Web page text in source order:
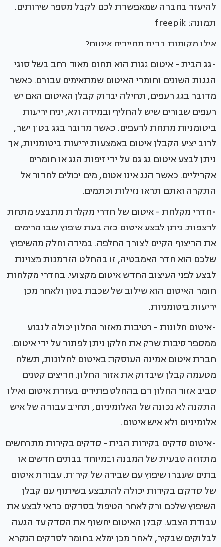
להיעזר בחברה שמאפשרת לכם לקבל מספר שירותים.
תמונה: freepik
אילו מקומות בבית מחייבים איטום?
•גג הבית - איטום גגות הוא תחום מאוד רחב בשל סוגי
הגגות השונים וחומרי האיטום שמתאימים עבורם. כאשר
מדובר בגג רעפים, תחילה יבדוק קבלן האיטום האם יש
רעפים שבורים שיש להחליף ובמידה ולא, יניח יריעות
ביטומניות מתחת לרעפים. כאשר מדובר בגג בטון ישר,
לרוב יציע הקבלן איטום באמצעות יריעות ביטומניות, אך
ניתן לבצע איטום גג גם על ידי זיפות הגג או חומרים
אקריליים. כאשר הגג אינו אטום, מים יכולים לחדור אל
התקרה ואתם תראו נזילות וכתמים.
•חדרי מקלחת - איטום של חדרי מקלחת מתבצע מתחת
לרצפות. ניתן לבצע איטום כזה בעת שיפוץ שבו מרימים
את הריצוף הקיים לצורך החלפה. במידה וחלק מהשיפוץ
שלכם הוא חדר האמבטיה, זו בהחלט הזדמנות מצוינת
לבצע לפני העיצוב החדש איטום מקצועי. בחדרי מקלחות
חומר האיטום הוא שילוב של שכבת בטון ולאחר מכן
יריעות ביטומניות.
•איטום חלונות - רטיבות מאזור החלון יכולה לנבוע
ממספר סיבות שרק את חלקן ניתן לפתור על ידי איטום.
חברת איטום אמינה העוסקת באיטום לחלונות, תשלח
מטעמה קבלן שיבדוק את אזור החלון. חריצים קטנים
סביב אזור החלון הם בהחלט פתירים בעזרת איטום ואילו
התקנה לא נכונה של האלומיניום, תחייב עבודה של איש
אלומיניום ולא איש איטום.
•איטום סדקים בקירות הבית - סדקים בקירות מתרחשים
מתזוזה טבעית של המבנה ובמיוחד בבתים חדשים או
בתים שעברו שיפוץ עם שבירה של קירות. עבודת איטום
של סדקים בקירות יכולה להתבצע בשיתוף עם קבלן
השיפוץ שלכם ורק לאחר הטיפול בסדקים כדאי לבצע את
עבודת הצבע. קבלן האיטום יחשוף את הסדק עד הגעה
לבלוקים שבקיר, לאחר מכן ימלא בחומר לסדקים הנקרא